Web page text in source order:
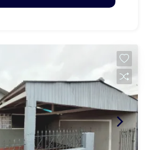
e cozinha amplas
sua visita!